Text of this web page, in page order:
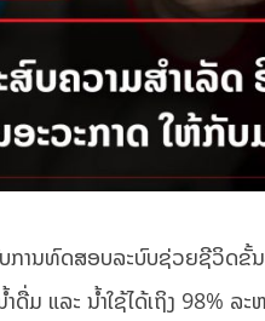
ການທົດສອບລະບົບຊ່ວຍຊີວິດຂັ້ນ
ດື່ມ ແລະ ນໍ້າໃຊ້ໄດ້ເຖິງ 98% ລ